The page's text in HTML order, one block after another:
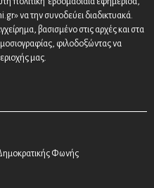
να την συνοδεύει διαδικτυακά.
βασισμένο στις αρχές και στα
φιλοδοξώντας να
μας.
Φωνής